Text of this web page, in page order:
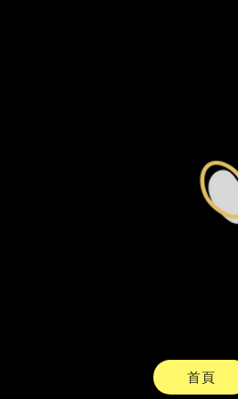
首頁